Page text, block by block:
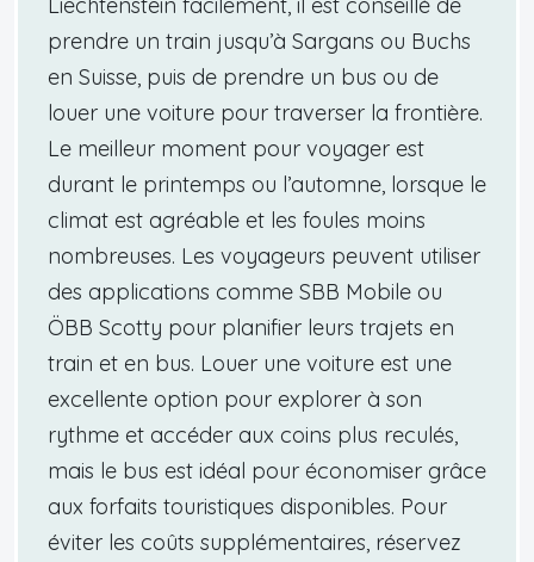
prendre un train jusqu’à Sargans ou Buchs
en Suisse, puis de prendre un bus ou de
louer une voiture pour traverser la frontière.
Le meilleur moment pour voyager est
durant le printemps ou l’automne, lorsque le
climat est agréable et les foules moins
nombreuses. Les voyageurs peuvent utiliser
des applications comme SBB Mobile ou
ÖBB Scotty pour planifier leurs trajets en
train et en bus. Louer une voiture est une
excellente option pour explorer à son
rythme et accéder aux coins plus reculés,
mais le bus est idéal pour économiser grâce
aux forfaits touristiques disponibles. Pour
éviter les coûts supplémentaires, réservez